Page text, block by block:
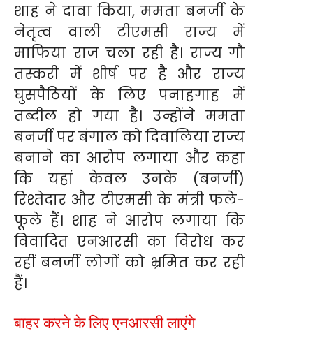
शाह ने दावा किया, ममता बनर्जी के
नेतृत्व वाली टीएमसी राज्य में
माफिया राज चला रही है। राज्य गौ
तस्करी में शीर्ष पर है और राज्य
घुसपैठियों के लिए पनाहगाह में
तब्दील हो गया है। उन्होंने ममता
बनर्जी पर बंगाल को दिवालिया राज्य
बनाने का आरोप लगाया और कहा
कि यहां केवल उनके (बनर्जी)
रिश्तेदार और टीएमसी के मंत्री फले-
फूले हैं। शाह ने आरोप लगाया कि
विवादित एनआरसी का विरोध कर
रहीं बनर्जी लोगों को भ्रमित कर रही
हैं।
बाहर करने के लिए एनआरसी लाएंगे